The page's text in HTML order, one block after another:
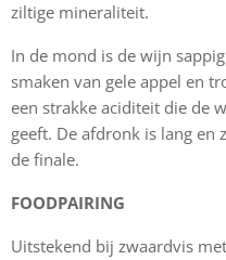
ziltige mineraliteit.
In de mond is de wijn
smaken van gele appel en
een strakke aciditeit die de
geeft. De afdronk is lang en
de finale.
FOODPAIRING
Uitstekend bij zwaardvis